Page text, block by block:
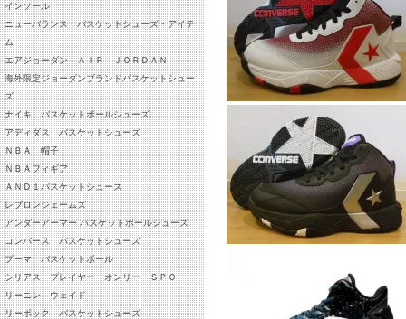
インソール
ニューバランス バスケットシューズ・アイテ
ム
エアジョーダン ＡＩＲ ＪＯＲＤＡＮ
海外限定ジョーダンブランドバスケットシュー
ズ
ナイキ バスケットボールシューズ
アディダス バスケットシューズ
ＮＢＡ 帽子
ＮＢＡフィギア
ＡＮＤ１バスケットシューズ
レブロンジェームズ
アンダーアーマー バスケットボールシューズ
コンバース バスケットシューズ
プーマ バスケットボール
シリアス プレイヤー オンリー ＳＰＯ
リーニン ウェイド
リーボック バスケットシューズ